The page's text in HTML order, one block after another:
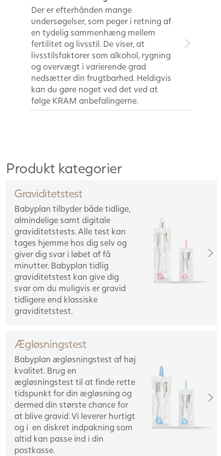
Der er efterhånden mange
undersøgelser, som peger i retning af
en tydelig sammenhæng mellem
fertilitet og livsstil. De viser, at
livsstilsfaktorer som alkohol, rygning
og overvægt i varierende grad
nedsætter din frugtbarhed. Heldigvis
kan du gøre noget ved det ved at
følge KRAM anbefalingerne.
Produkt kategorier
Graviditetstest
Babyplan tilbyder både tidlige,
almindelige samt digitale
graviditetstests. Alle test kan
tages hjemme hos dig selv og
giver dig svar i løbet af få
minutter. Babyplan tidlig
graviditetstest kan give dig
svar om du muligvis er gravid
tidligere end klassiske
graviditetstest.
Ægløsningstest
Babyplan ægløsningstest af høj
kvalitet. Brug en
ægløsningstest til at finde rette
tidspunkt for din ægløsning og
dermed din største chance for
at blive gravid. Vi leverer hurtigt
og i en diskret indpakning som
altid kan passe ind i din
postkasse.